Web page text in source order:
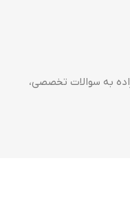
به سوالات تخصصی،